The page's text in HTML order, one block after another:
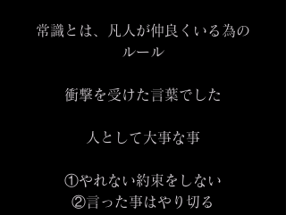
常識とは、凡人が仲良くいる為の
ルール
衝撃を受けた言葉でした
人として大事な事
①やれない約束をしない
②言った事はやり切る